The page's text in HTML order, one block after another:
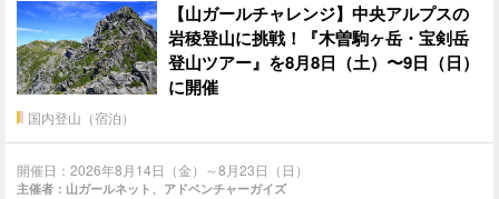
【山ガールチャレンジ】中央アルプスの
岩稜登山に挑戦！『木曽駒ヶ岳・宝剣岳
登山ツアー』を8月8日（土）〜9日（日）
に開催
国内登山（宿泊）
開催日：2026年8月14日（金）～8月23日（日）
主催者：山ガールネット、アドベンチャーガイズ